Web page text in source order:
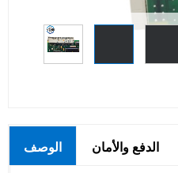
الوصف الدفع والأمان